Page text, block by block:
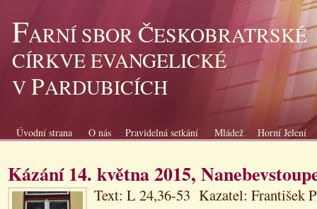
FARNÍ SBOR ČESKOBRATRSKÉ
CÍRKVE EVANGELICKÉ
VPARDUBICÍCH
Úvodní strana O nás Pravidelná setkání Mládež Horní Jelení
Kázání 14. května 2015,
Text: L 24,36-53 Kazatel: František